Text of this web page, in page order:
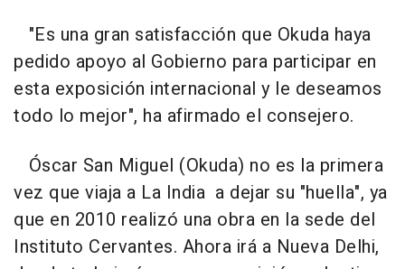
"Es una gran satisfacción que Okuda haya
pedido apoyo al Gobierno para participar en
esta exposición internacional y le deseamos
todo lo mejor", ha afirmado el consejero.
Óscar San Miguel (Okuda) no es la primera
vez que viaja a La India a dejar su "huella", ya
que en 2010 realizó una obra en la sede del
Instituto Cervantes. Ahora irá a Nueva Delhi,